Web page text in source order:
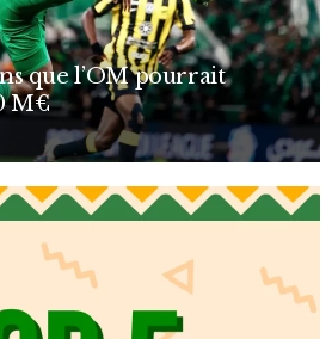
que l’OM pourrait
M€